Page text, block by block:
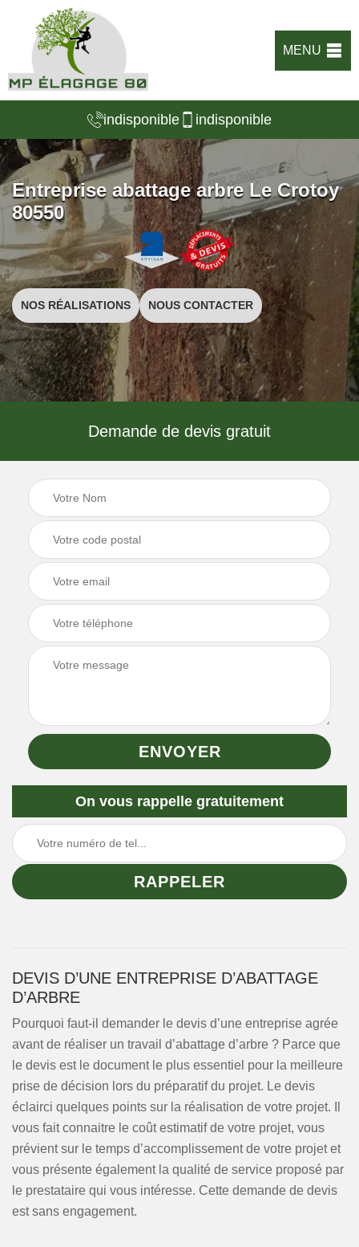
MENU
indisponible indisponible
Entreprise abattage arbre Le Crotoy
80550
NOS RÉALISATIONS NOUS CONTACTER
Demande de devis gratuit
On vous rappelle gratuitement
DEVIS D’UNE ENTREPRISE D’ABATTAGE
D’ARBRE
Pourquoi faut-il demander le devis d’une entreprise agrée
avant de réaliser un travail d’abattage d’arbre ? Parce que
le devis est le document le plus essentiel pour la meilleure
prise de décision lors du préparatif du projet. Le devis
éclairci quelques points sur la réalisation de votre projet. Il
vous fait connaitre le coût estimatif de votre projet, vous
prévient sur le temps d’accomplissement de votre projet et
vous présente également la qualité de service proposé par
le prestataire qui vous intéresse. Cette demande de devis
est sans engagement.